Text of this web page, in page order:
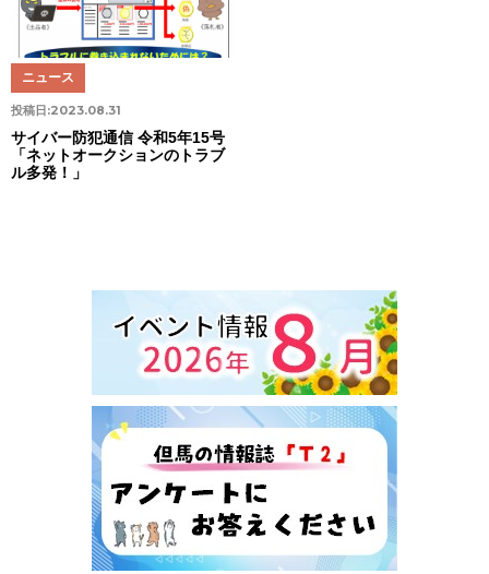
投稿日:2023.08.31
ニュース
サイバー防犯通信 令和5年15号
「ネットオークションのトラブ
ル多発！」